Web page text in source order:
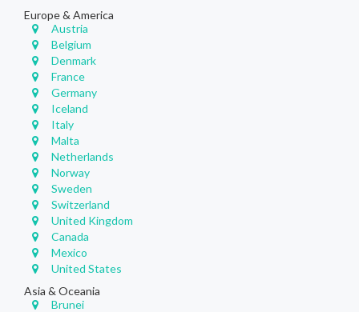
Europe & America
Austria
Belgium
Denmark
France
Germany
Iceland
Italy
Malta
Netherlands
Norway
Sweden
Switzerland
United Kingdom
Canada
Mexico
United States
Asia & Oceania
Brunei